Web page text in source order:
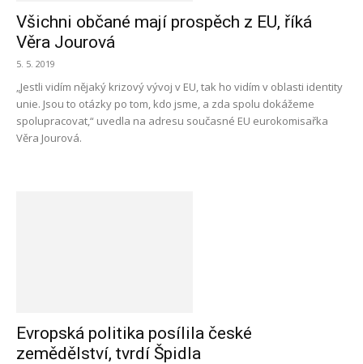
Všichni občané mají prospěch z EU, říká
Věra Jourová
5. 5. 2019
„Jestli vidím nějaký krizový vývoj v EU, tak ho vidím v oblasti identity
unie. Jsou to otázky po tom, kdo jsme, a zda spolu dokážeme
spolupracovat,“ uvedla na adresu současné EU eurokomisařka
Věra Jourová.
Evropská politika posílila české
zemědělství, tvrdí Špidla